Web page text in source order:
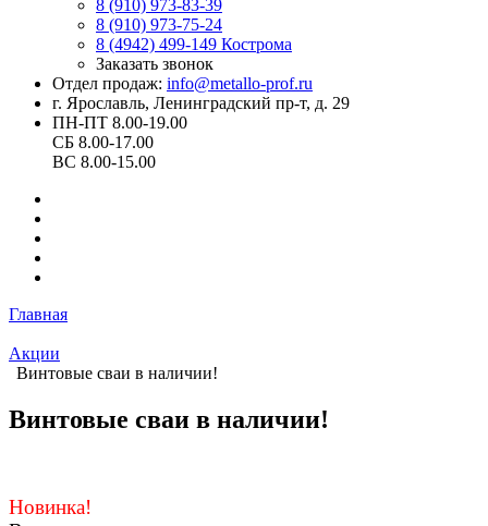
8 (910) 973-83-39
8 (910) 973-75-24
8 (4942) 499-149 Кострома
Заказать звонок
Отдел продаж: info@metallo-prof.ru
г. Ярославль, Ленинградский пр-т, д. 29
ПН-ПТ 8.00-19.00
СБ 8.00-17.00
ВС 8.00-15.00
Главная
Акции
Винтовые сваи в наличии!
Винтовые сваи в наличии!
Новинка!